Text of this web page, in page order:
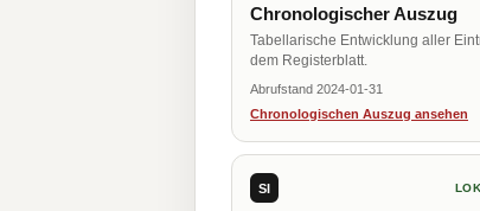
Chronologischer Auszug
Tabellarische Entwicklung aller
dem Registerblatt.
Abrufstand 2024-01-31
Chronologischen Auszug ansehen
SI